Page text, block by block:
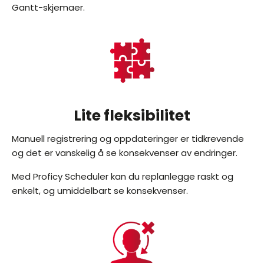
Gantt-skjemaer.
Lite fleksibilitet
Manuell registrering og oppdateringer er tidkrevende
og det er vanskelig å se konsekvenser av endringer.
Med Proficy Scheduler kan du replanlegge raskt og
enkelt, og umiddelbart se konsekvenser.